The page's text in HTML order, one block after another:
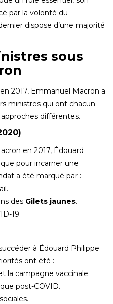
par la volonté du
dispose d’une majorité
sous
2017, Emmanuel Macron a
ministres qui ont chacun
différentes.
en 2017, Édouard
pour incarner une
a été marqué par :
des Gilets jaunes.
19.
à Édouard Philippe
ont été :
la campagne vaccinale.
post-COVID.